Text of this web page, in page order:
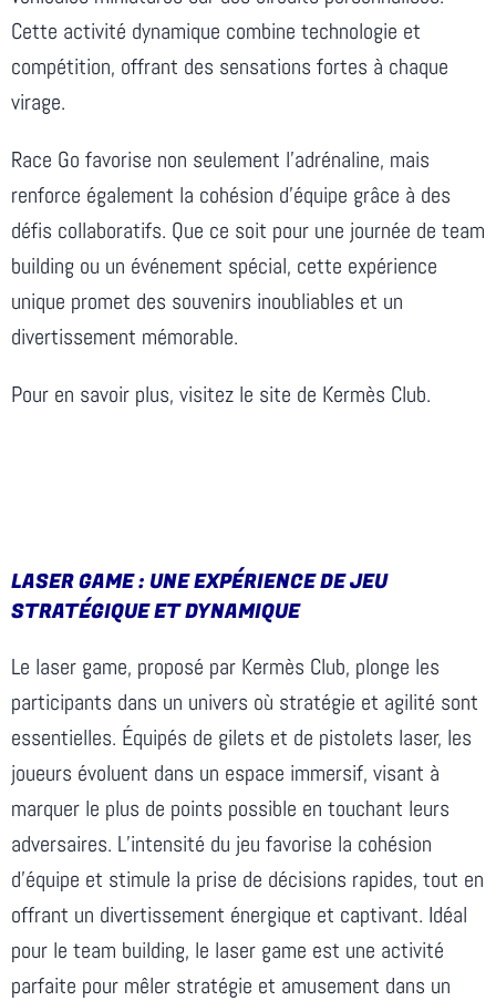
Cette activité dynamique combine technologie et
compétition, offrant des sensations fortes à chaque
virage.
Race Go favorise non seulement l’adrénaline, mais
renforce également la cohésion d’équipe grâce à des
défis collaboratifs. Que ce soit pour une journée de team
building ou un événement spécial, cette expérience
unique promet des souvenirs inoubliables et un
divertissement mémorable.
Pour en savoir plus, visitez le site de Kermès Club.
LASER GAME : UNE EXPÉRIENCE DE JEU
STRATÉGIQUE ET DYNAMIQUE
Le laser game, proposé par Kermès Club, plonge les
participants dans un univers où stratégie et agilité sont
essentielles. Équipés de gilets et de pistolets laser, les
joueurs évoluent dans un espace immersif, visant à
marquer le plus de points possible en touchant leurs
adversaires. L’intensité du jeu favorise la cohésion
d’équipe et stimule la prise de décisions rapides, tout en
offrant un divertissement énergique et captivant. Idéal
pour le team building, le laser game est une activité
parfaite pour mêler stratégie et amusement dans un